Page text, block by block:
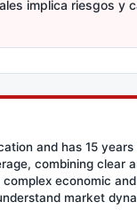
implica riesgos y
and has 15
combining
economic
market